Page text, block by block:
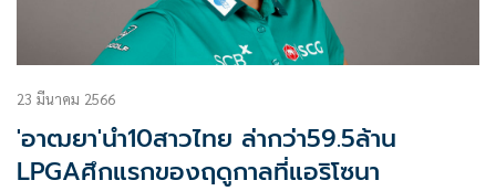
23 มีนาคม 2566
'อาฒยา'นำ10สาวไทย ล่ากว่า59.5ล้าน
LPGAศึกแรกของฤดูกาลที่แอริโซนา